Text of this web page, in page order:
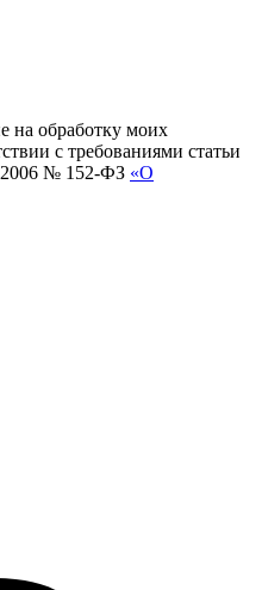
на обработку моих
с требованиями статьи
№ 152-ФЗ «О